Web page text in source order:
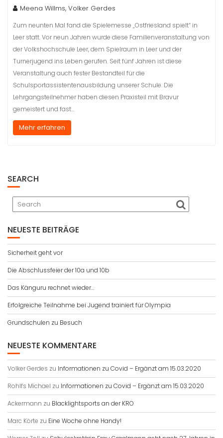
Meena Willms, Volker Gerdes
Zum neunten Mal fand die Spielemesse „Ostfriesland spielt“ in
Leer statt. Vor neun Jahren wurde diese Familienveranstaltung von
der Volkshochschule Leer, dem Spielraum in Leer und der
Turnerjugend ins Leben gerufen. Seit fünf Jahren ist diese
Veranstaltung auch fester Bestandteil für die
Schulsportassistentenausbildung unserer Schule. Die
Lehrgangsteilnehmer haben diesen Praxisteil mit Bravur
gemeistert und fast…
Mehr erfahren
SEARCH
NEUESTE BEITRÄGE
Sicherheit geht vor
Die Abschlussfeier der 10a und 10b
Das Känguru rechnet wieder…
Erfolgreiche Teilnahme bei Jugend trainiert für Olympia
Grundschulen zu Besuch
NEUESTE KOMMENTARE
Volker Gerdes zu Informationen zu Covid – Ergänzt am 15.03.2020
Rohlfs Michael zu Informationen zu Covid – Ergänzt am 15.03.2020
Ackermann zu Blacklightsports an der KRO
Marc Körte zu Eine Woche ohne Handy!